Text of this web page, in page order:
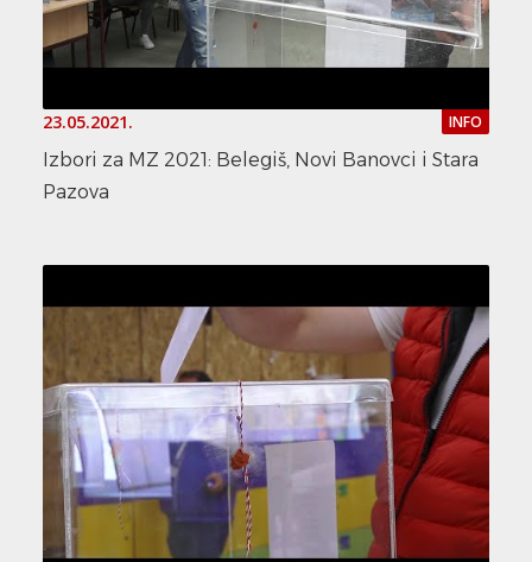
23.05.2021. INFO
Izbori za MZ 2021: Belegiš, Novi Banovci i Stara
Pazova